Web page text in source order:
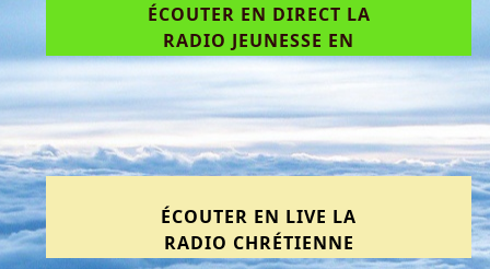
ÉCOUTER EN DIRECT LA
RADIO JEUNESSE EN
CHRIST (ESSAI
TECHNIQUE)
ÉCOUTER EN LIVE LA
RADIO CHRÉTIENNE